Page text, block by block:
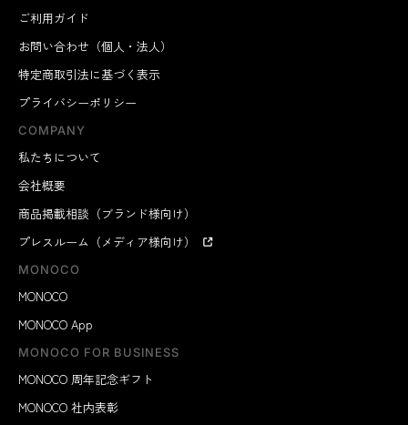
ご利用ガイド
お問い合わせ（個人・法人）
特定商取引法に基づく表示
プライバシーポリシー
COMPANY
私たちについて
会社概要
商品掲載相談（ブランド様向け）
プレスルーム（メディア様向け）
MONOCO
MONOCO
MONOCO App
MONOCO FOR BUSINESS
MONOCO 周年記念ギフト
MONOCO 社内表彰